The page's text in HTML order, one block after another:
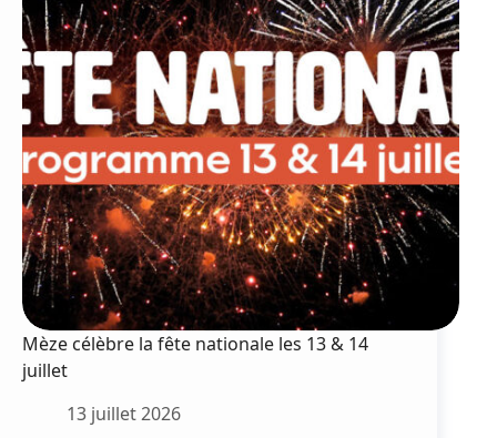
Mèze célèbre la fête nationale les 13 & 14
juillet
13 juillet 2026